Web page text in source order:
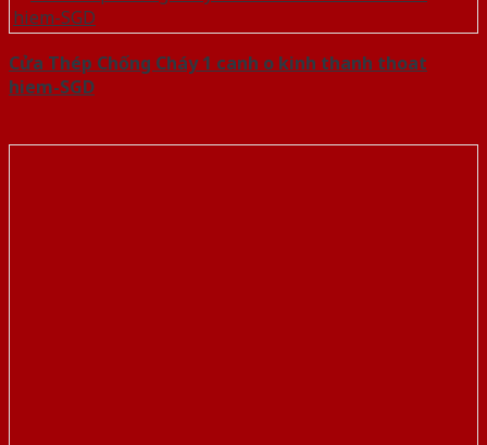
Cửa Thép Chống Cháy 1 canh o kinh thanh thoat
hiem-SGD